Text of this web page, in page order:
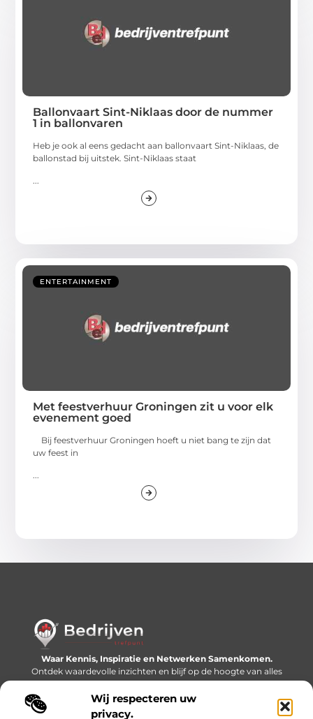
Wij respecteren uw
privacy.
Ballonvaart Sint-Niklaas door de nummer
1 in ballonvaren
Heb je ook al eens gedacht aan ballonvaart Sint-Niklaas, de
ballonstad bij uitstek. Sint-Niklaas staat
...
ENTERTAINMENT
Met feestverhuur Groningen zit u voor elk
evenement goed
Bij feestverhuur Groningen hoeft u niet bang te zijn dat
uw feest in
...
Waar Kennis, Inspiratie en Netwerken Samenkomen.
Ontdek waardevolle inzichten en blijf op de hoogte van alles
wat er speelt in de wereld.
Bericht categorie